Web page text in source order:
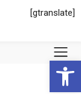
Abrir
[gtranslate]